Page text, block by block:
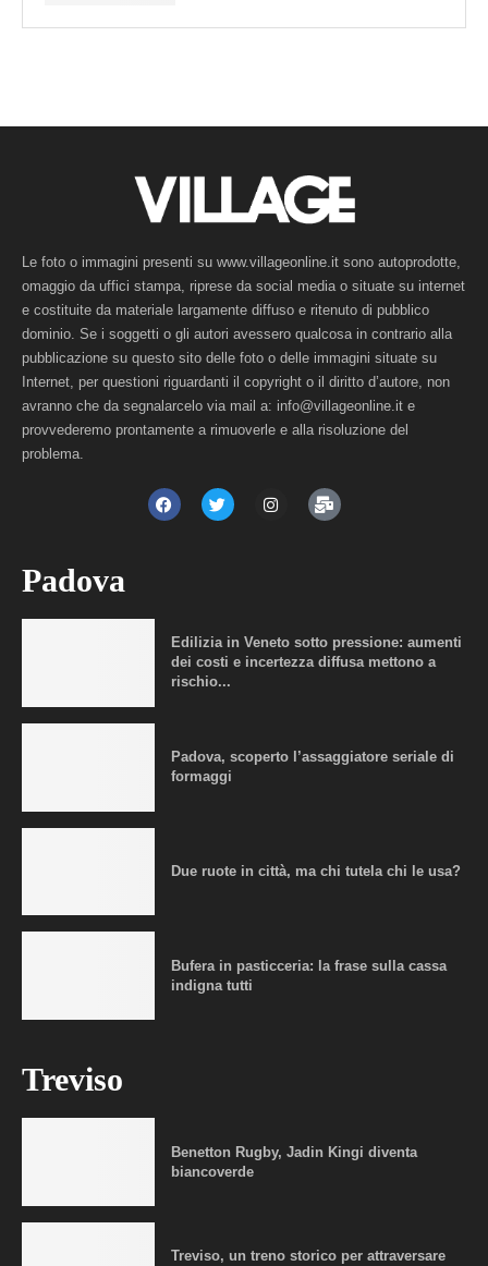
Le foto o immagini presenti su www.villageonline.it sono autoprodotte,
omaggio da uffici stampa, riprese da social media o situate su internet
e costituite da materiale largamente diffuso e ritenuto di pubblico
dominio. Se i soggetti o gli autori avessero qualcosa in contrario alla
pubblicazione su questo sito delle foto o delle immagini situate su
Internet, per questioni riguardanti il copyright o il diritto d’autore, non
avranno che da segnalarcelo via mail a: info@villageonline.it e
provvederemo prontamente a rimuoverle e alla risoluzione del
problema.
Padova
Edilizia in Veneto sotto pressione: aumenti
dei costi e incertezza diffusa mettono a
rischio...
Padova, scoperto l’assaggiatore seriale di
formaggi
Due ruote in città, ma chi tutela chi le usa?
Bufera in pasticceria: la frase sulla cassa
indigna tutti
Treviso
Benetton Rugby, Jadin Kingi diventa
biancoverde
Treviso, un treno storico per attraversare